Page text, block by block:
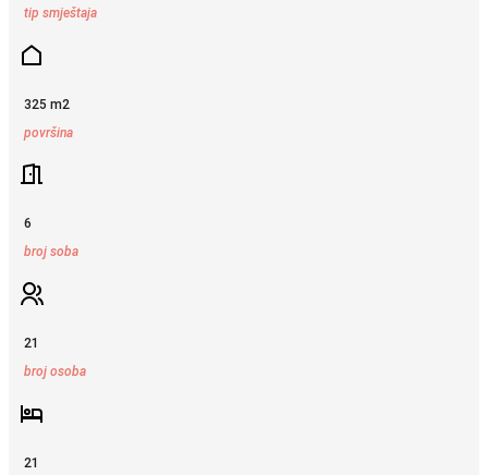
tip smještaja
325 m2
površina
6
broj soba
21
broj osoba
21